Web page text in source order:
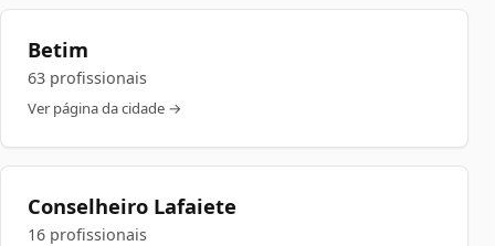
Betim
63 profissionais
Ver página da cidade →
Conselheiro Lafaiete
16 profissionais